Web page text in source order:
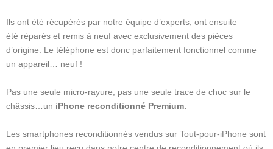
Ils ont été récupérés par notre équipe d’experts, ont ensuite
été réparés et remis à neuf avec exclusivement des pièces
d’origine. Le téléphone est donc parfaitement fonctionnel comme
un appareil… neuf !
Pas une seule micro-rayure, pas une seule trace de choc sur le
châssis…un iPhone reconditionné Premium.
Les smartphones reconditionnés vendus sur Tout-pour-iPhone sont